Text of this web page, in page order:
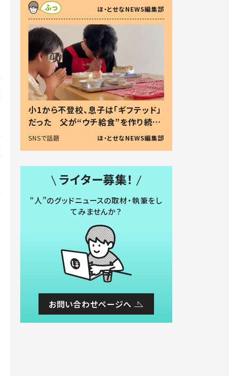
す！」「現行犯〜」
ほ・とせなNEWS編集部
小1から不登校、息子は「ギフテッド」
だった 父が“ウチ給食”を作り続け
る理由とは #令和の親 #令和の子
SNSで話題 ほ・とせなNEWS編集部
ライター募集！
“人”のグッドニュースの取材・執筆をし
てみませんか？
お問い合わせページへ